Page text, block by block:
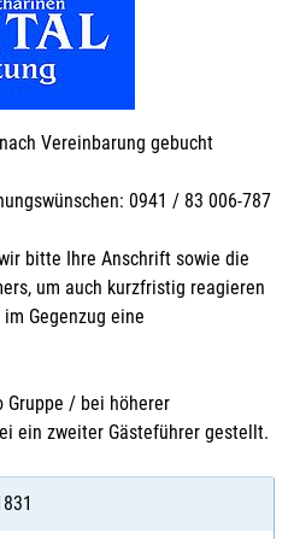
Vereinbarung gebucht
0941 / 83 006-787
bitte Ihre Anschrift sowie die
um auch kurzfristig reagieren
Gegenzug eine
Gruppe / bei höherer
ein zweiter Gästeführer gestellt.